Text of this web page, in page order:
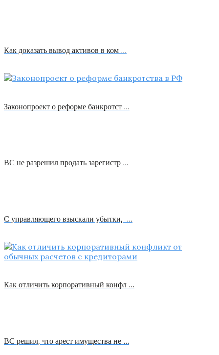
Как доказать вывод активов в ком …
Законопроект о реформе банкротст …
ВС не разрешил продать зарегистр …
С управляющего взыскали убытки, …
Как отличить корпоративный конфл …
ВС решил, что арест имущества не …